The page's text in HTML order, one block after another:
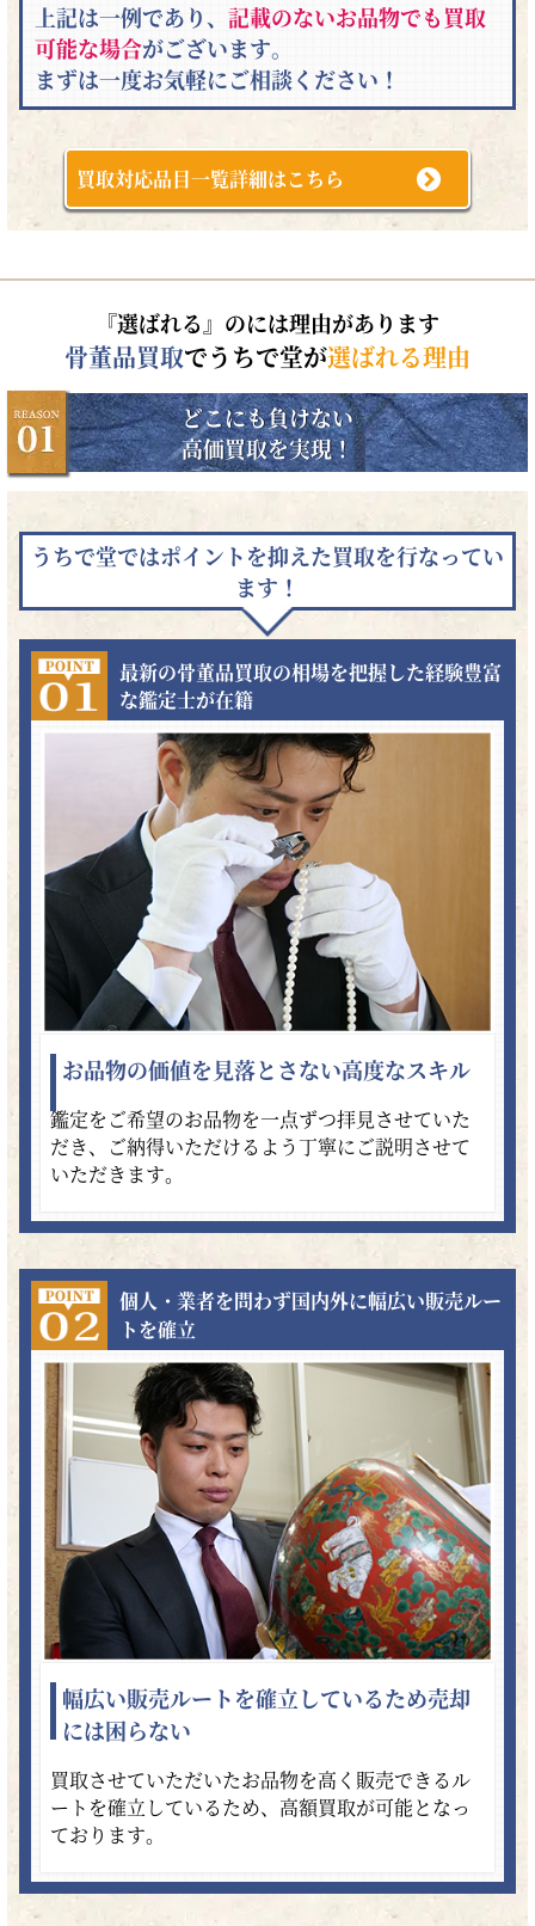
上記は一例であり、 記載のないお品物でも買取
可能な場合がございます。
まずは一度お気軽にご相談ください！
買取対応品目一覧詳細はこちら
『選ばれる』のには理由があります
骨董品買取でうちで堂が選ばれる理由
どこにも負けない
高価買取を実現！
うちで堂ではポイントを抑えた買取を行なってい
ます！
最新の骨董品買取の相場を把握した経験豊富
な鑑定士が在籍
お品物の価値を見落とさない高度なスキル
鑑定をご希望のお品物を一点ずつ拝見させていた
だき、ご納得いただけるよう丁寧にご説明させて
いただきます。
個人・業者を問わず国内外に幅広い販売ルー
トを確立
幅広い販売ルートを確立しているため売却
には困らない
買取させていただいたお品物を高く販売できるル
ートを確立しているため、高額買取が可能となっ
ております。